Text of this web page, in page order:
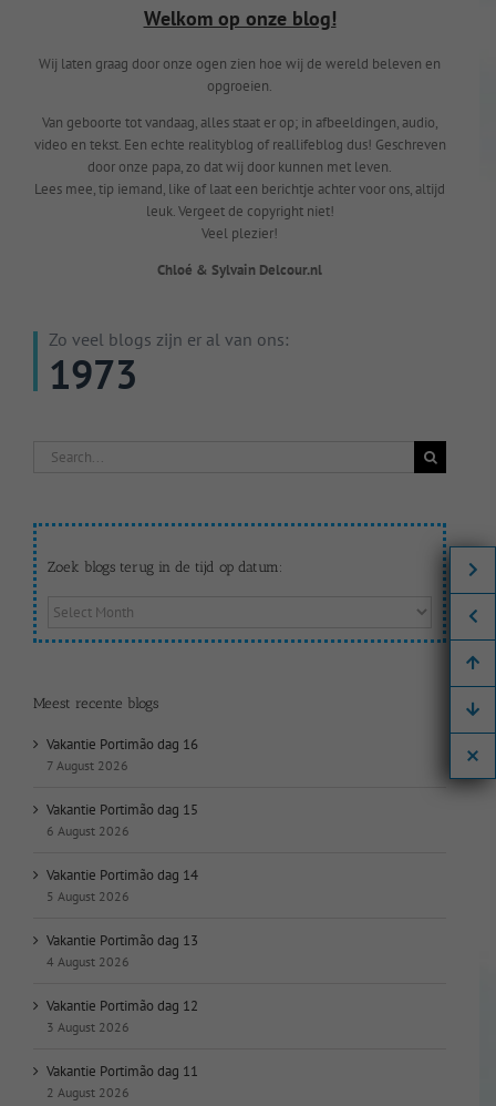
Welkom op onze blog!
Wij laten graag door onze ogen zien hoe wij de wereld beleven en
opgroeien.
Van geboorte tot vandaag, alles staat er op; in afbeeldingen, audio,
video en tekst. Een echte realityblog of reallifeblog dus! Geschreven
door onze papa, zo dat wij door kunnen met leven.
Lees mee, tip iemand, like of laat een berichtje achter voor ons, altijd
leuk. Vergeet de copyright niet!
Veel plezier!
Chloé & Sylvain Delcour.nl
Zo veel blogs zijn er al van ons:
1973
Search
Zoek blogs terug in de tijd op datum:
Zoek
op
datum:
Meest recente blogs
Vakantie Portimão dag 16
7 August 2026
Vakantie Portimão dag 15
6 August 2026
Vakantie Portimão dag 14
5 August 2026
Vakantie Portimão dag 13
4 August 2026
Vakantie Portimão dag 12
3 August 2026
Vakantie Portimão dag 11
2 August 2026